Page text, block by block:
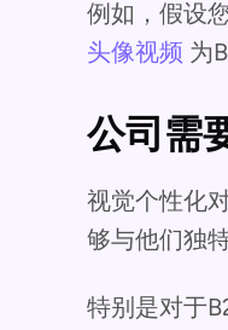
例如，假设
头像视频 为
公司需
视觉个性化
够与他们独
特别是对于